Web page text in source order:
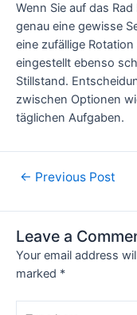
Wenn Sie auf das
genau eine gewisse
eine zufällige
eingestellt ebenso
Stillstand.
zwischen Optionen
täglichen Aufgaben.
← Previous Post
Leave a
Your email address
marked *